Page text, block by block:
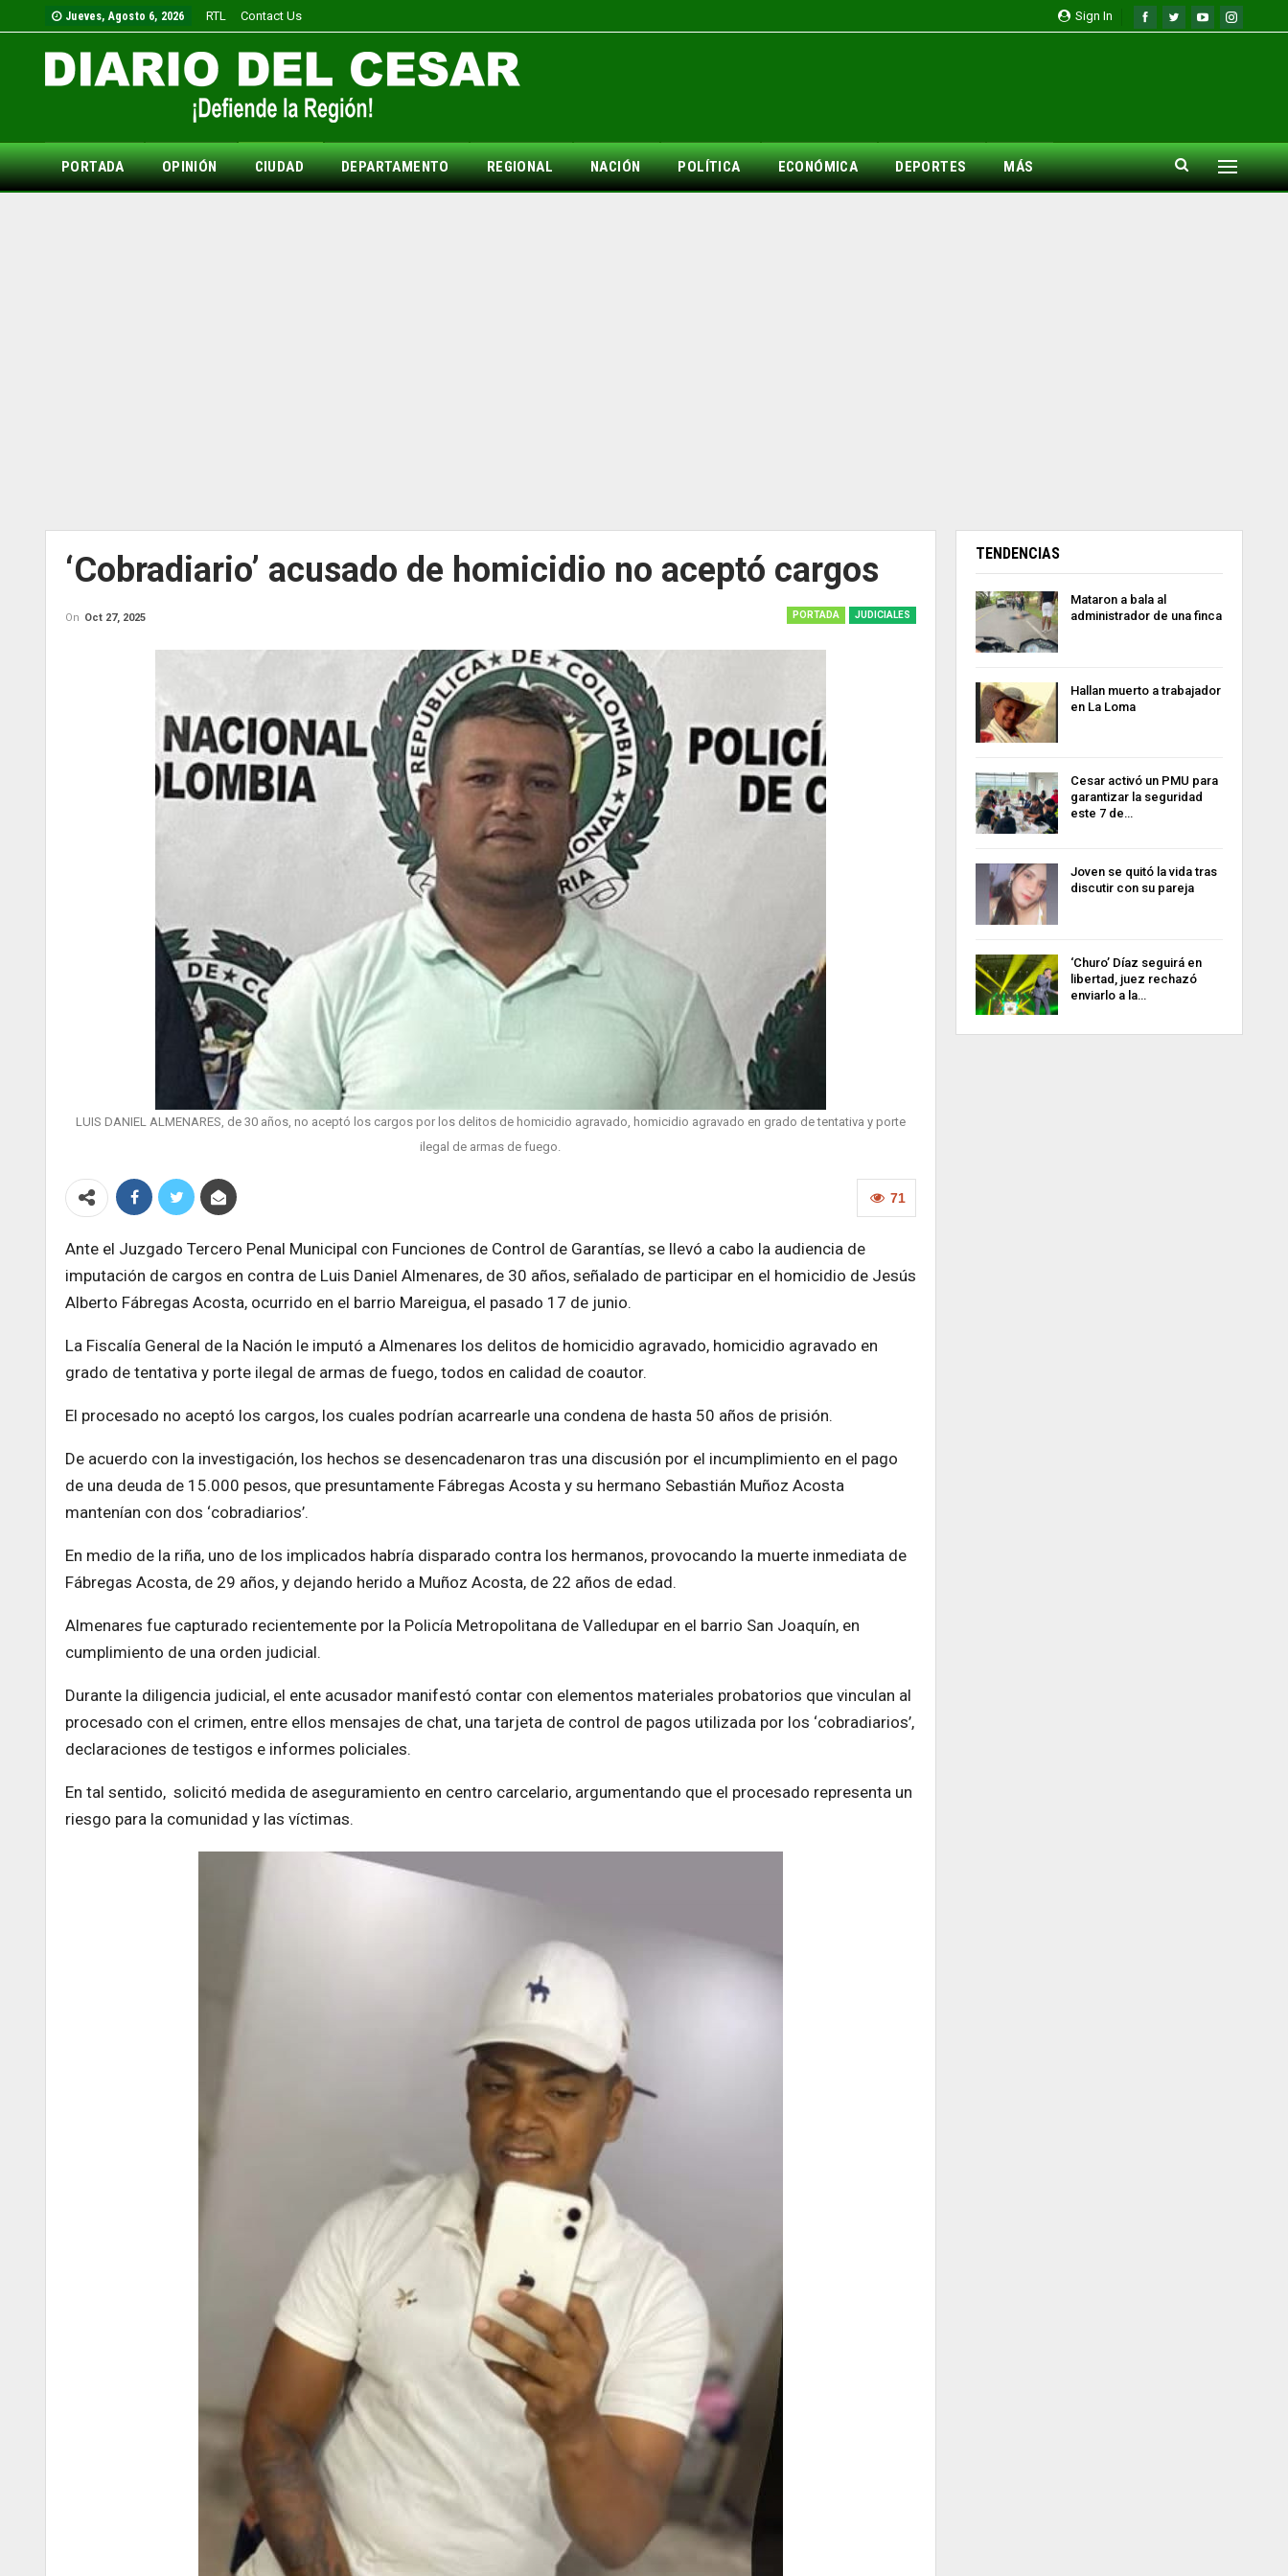
Sign In
Jueves, Agosto 6, 2026 RTL Contact Us
PORTADA OPINIÓN CIUDAD DEPARTAMENTO REGIONAL NACIÓN POLÍTICA ECONÓMICA DEPORTES MÁS
‘Cobradiario’ acusado de homicidio no aceptó cargos
PORTADA JUDICIALES
On Oct 27, 2025
LUIS DANIEL ALMENARES, de 30 años, no aceptó los cargos por los delitos de homicidio agravado, homicidio agravado en grado de tentativa y porte
ilegal de armas de fuego.
71
Ante el Juzgado Tercero Penal Municipal con Funciones de Control de Garantías, se llevó a cabo la audiencia de
imputación de cargos en contra de Luis Daniel Almenares, de 30 años, señalado de participar en el homicidio de Jesús
Alberto Fábregas Acosta, ocurrido en el barrio Mareigua, el pasado 17 de junio.
La Fiscalía General de la Nación le imputó a Almenares los delitos de homicidio agravado, homicidio agravado en
grado de tentativa y porte ilegal de armas de fuego, todos en calidad de coautor.
El procesado no aceptó los cargos, los cuales podrían acarrearle una condena de hasta 50 años de prisión.
De acuerdo con la investigación, los hechos se desencadenaron tras una discusión por el incumplimiento en el pago
de una deuda de 15.000 pesos, que presuntamente Fábregas Acosta y su hermano Sebastián Muñoz Acosta
mantenían con dos ‘cobradiarios’.
En medio de la riña, uno de los implicados habría disparado contra los hermanos, provocando la muerte inmediata de
Fábregas Acosta, de 29 años, y dejando herido a Muñoz Acosta, de 22 años de edad.
Almenares fue capturado recientemente por la Policía Metropolitana de Valledupar en el barrio San Joaquín, en
cumplimiento de una orden judicial.
Durante la diligencia judicial, el ente acusador manifestó contar con elementos materiales probatorios que vinculan al
procesado con el crimen, entre ellos mensajes de chat, una tarjeta de control de pagos utilizada por los ‘cobradiarios’,
declaraciones de testigos e informes policiales.
En tal sentido, solicitó medida de aseguramiento en centro carcelario, argumentando que el procesado representa un
riesgo para la comunidad y las víctimas.
TENDENCIAS
Mataron a bala al
administrador de una finca
Hallan muerto a trabajador
en La Loma
Cesar activó un PMU para
garantizar la seguridad
este 7 de…
Joven se quitó la vida tras
discutir con su pareja
‘Churo’ Díaz seguirá en
libertad, juez rechazó
enviarlo a la…